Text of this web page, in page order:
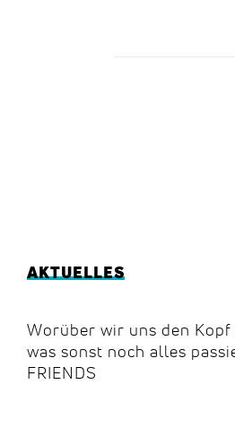
AKTUELLES
Worüber wir uns den Kopf
was sonst noch alles
FRIENDS